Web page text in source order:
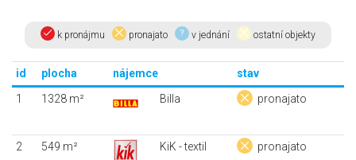
k pronájmu pronajato v jednání ostatní objekty
id plocha nájemce
stav
1
1328 m² Billa pronajato
2 549 m² KiK - textil pronajato